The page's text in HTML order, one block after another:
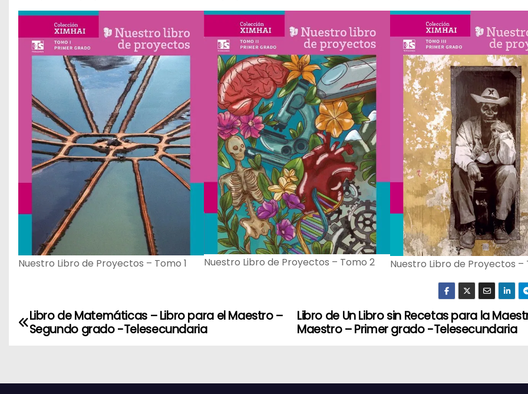
Nuestro Libro de Proyectos – Tomo 1 Nuestro Libro de Proyectos – Tomo 2 Nuestro Libro de Proyectos –
N
Libro de Un Libro sin Recetas para la
Maestro – Primer grado -Telesecundaria
Libro de Matemáticas – Libro para el Maestro –
Segundo grado -Telesecundaria